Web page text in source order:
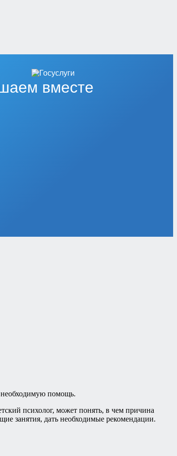
вместе
необходимую помощь.
психолог, может понять, в чем причина
занятия, дать необходимые рекомендации.